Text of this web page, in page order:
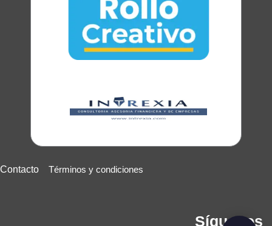
Contacto Términos y condiciones
Síguenos